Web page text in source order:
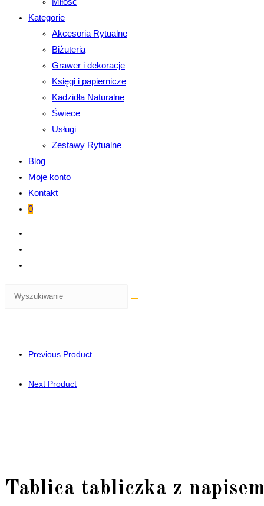
Kategorie
Akcesoria Rytualne
Biżuteria
Grawer i dekoracje
Księgi i papiernicze
Kadzidła Naturalne
Świece
Usługi
Zestawy Rytualne
Blog
Moje konto
Kontakt
0
Previous Product
Next Product
Tablica tabliczka z